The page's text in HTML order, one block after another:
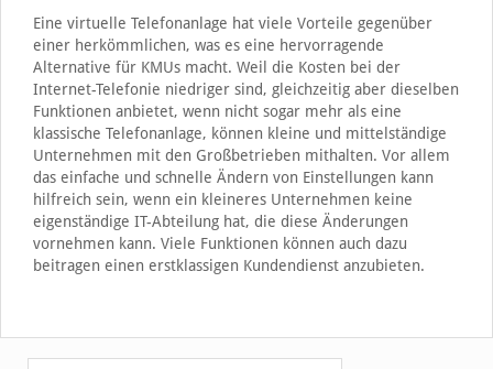
Eine virtuelle Telefonanlage hat viele Vorteile gegenüber
einer herkömmlichen, was es eine hervorragende
Alternative für KMUs macht. Weil die Kosten bei der
Internet-Telefonie niedriger sind, gleichzeitig aber dieselben
Funktionen anbietet, wenn nicht sogar mehr als eine
klassische Telefonanlage, können kleine und mittelständige
Unternehmen mit den Großbetrieben mithalten. Vor allem
das einfache und schnelle Ändern von Einstellungen kann
hilfreich sein, wenn ein kleineres Unternehmen keine
eigenständige IT-Abteilung hat, die diese Änderungen
vornehmen kann. Viele Funktionen können auch dazu
beitragen einen erstklassigen Kundendienst anzubieten.